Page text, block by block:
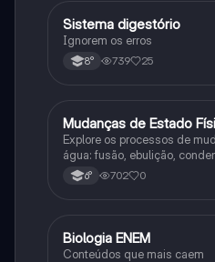
Ciência
Sistema digestório
Ignorem os erros
8° 739 25
MCiência
Mudanças de Estado
Explore os processos de
água: fusão, ebulição,
sublimação.
6° 702 0
Ciência
Biologia ENEM
Conteúdos que mais caem